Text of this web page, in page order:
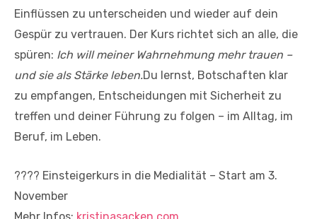
Einflüssen zu unterscheiden und wieder auf dein
Gespür zu vertrauen. Der Kurs richtet sich an alle, die
spüren: Ich will meiner Wahrnehmung mehr trauen –
und sie als Stärke leben.Du lernst, Botschaften klar
zu empfangen, Entscheidungen mit Sicherheit zu
treffen und deiner Führung zu folgen – im Alltag, im
Beruf, im Leben.
???? Einsteigerkurs in die Medialität – Start am 3.
November